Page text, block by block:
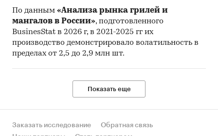
Содержащиеся в базе данных сведения
позволят Вам самостоятельно выполнить
любые требующиеся запросы, которые не
включены в отчет.
Категории: Промышленность
Медицинское оборудование / Инвалидные
По данным «Анализа рынка грилей и
мангалов в России», подготовленного
BusinesStat в 2026 г, в 2021-2025 гг их
производство демонстрировало волатильность в
пределах от 2,5 до 2,9 млн шт.
Показать еще
Заказать исследование
Обратная связь